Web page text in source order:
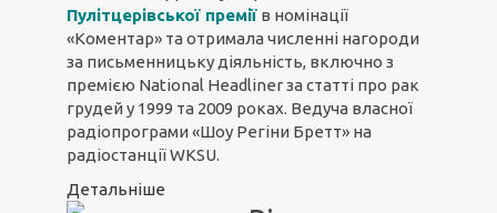
Пулітцерівської премії в номінації
«Коментар» та отримала численні нагороди
за письменницьку діяльність, включно з
премією National Headliner за статті про рак
грудей у 1999 та 2009 роках. Ведуча власної
радіопрограми «Шоу Регіни Бретт» на
радіостанції WKSU.
Детальніше